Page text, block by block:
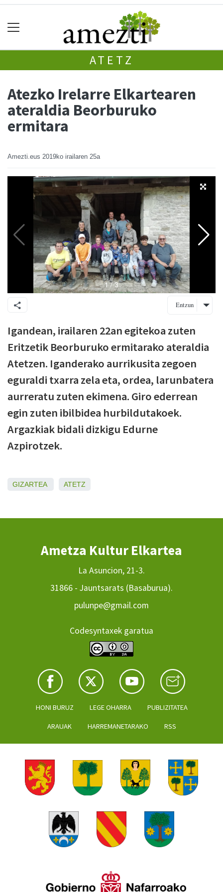
ATETZ
Atezko Irelarre Elkartearen
ateraldia Beorburuko
ermitara
Amezti.eus 2019ko irailaren 25a
Entzun
Igandean, irailaren 22an egitekoa zuten
Eritzetik Beorburuko ermitarako ateraldia
Atetzen. Iganderako aurrikusita zegoen
eguraldi txarra zela eta, ordea, larunbatera
aurreratu zuten ekimena. Giro ederrean
egin zuten ibilbidea hurbildutakoek.
Argazkiak bidali dizkigu Edurne
Azpirotzek.
GIZARTEA ATETZ
Ametza Kultur Elkartea
La Asuncion, 21-3.
31866 - Jauntsarats (Basaburua).
pulunpe@gmail.com
Codesyntaxek garatua
HONI BURUZ LEGE OHARRA PUBLIZITATEA
ARAUAK HARREMANETARAKO RSS